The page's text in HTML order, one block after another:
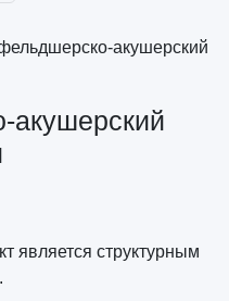
акушерский
является структурным